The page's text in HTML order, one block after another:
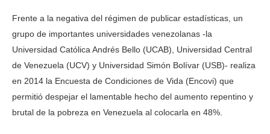
Frente a la negativa del régimen de publicar estadísticas, un
grupo de importantes universidades venezolanas -la
Universidad Católica Andrés Bello (UCAB), Universidad Central
de Venezuela (UCV) y Universidad Simón Bolívar (USB)- realiza
en 2014 la Encuesta de Condiciones de Vida (Encovi) que
permitió despejar el lamentable hecho del aumento repentino y
brutal de la pobreza en Venezuela al colocarla en 48%.